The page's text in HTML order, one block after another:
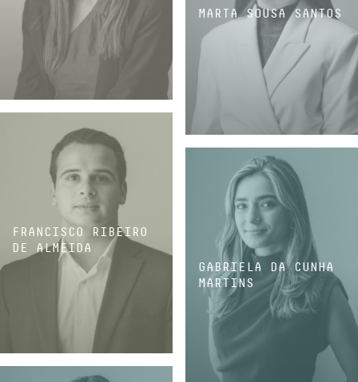
ASSOCIADA
MARTA SOUSA SANTOS
ASSOCIADA
FRANCISCO RIBEIRO
DE ALMEIDA
ESTAGIÁRIO
GABRIELA DA CUNHA
MARTINS